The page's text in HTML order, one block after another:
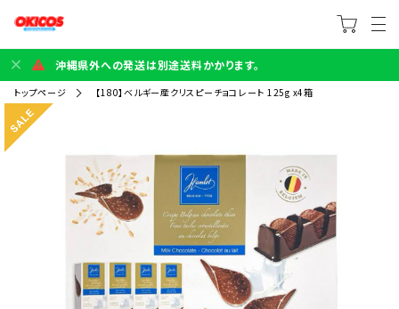
沖縄県外への発送は別途送料かかります。
トップページ 【180】ベルギー産クリスピーチョコレート 125g x4箱